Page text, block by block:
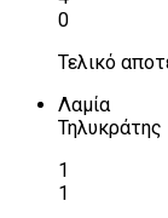
0
Τελικό
Λαμία
Τηλυκράτης
1
1